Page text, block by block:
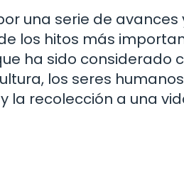
una serie de avances
los hitos más
ha sido considerado
los seres
la recolección a una